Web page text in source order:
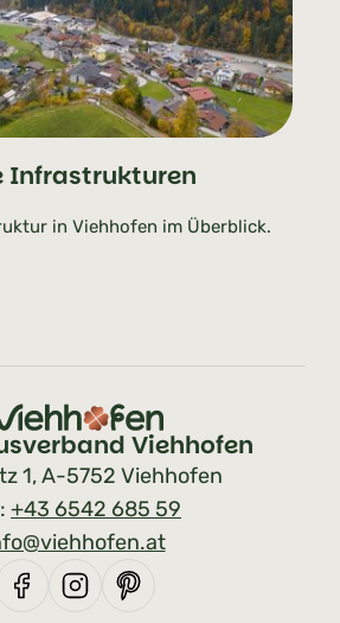
Infrastrukturen
in Viehhofen im Überblick.
Viehhofen
1, A-5752 Viehhofen
+43 6542 685 59